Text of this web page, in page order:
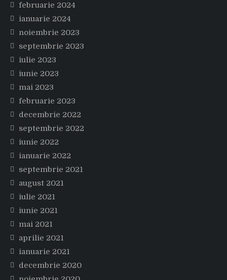
februarie 2024
ianuarie 2024
noiembrie 2023
septembrie 2023
iulie 2023
iunie 2023
mai 2023
februarie 2023
decembrie 2022
septembrie 2022
iunie 2022
ianuarie 2022
septembrie 2021
august 2021
iulie 2021
iunie 2021
mai 2021
aprilie 2021
ianuarie 2021
decembrie 2020